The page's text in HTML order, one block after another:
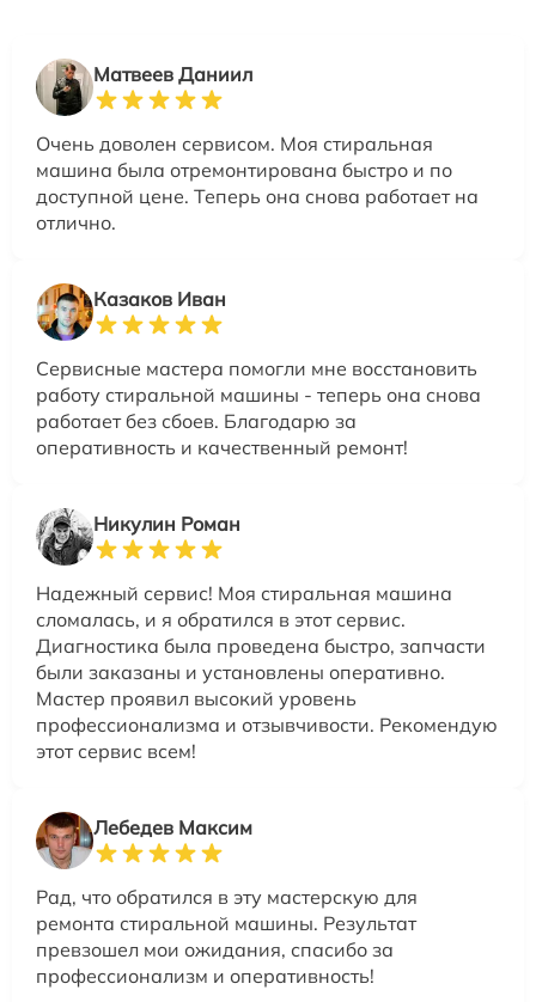
Матвеев Даниил
Очень доволен сервисом. Моя стиральная
машина была отремонтирована быстро и по
доступной цене. Теперь она снова работает на
отлично.
Казаков Иван
Сервисные мастера помогли мне восстановить
работу стиральной машины - теперь она снова
работает без сбоев. Благодарю за
оперативность и качественный ремонт!
Никулин Роман
Надежный сервис! Моя стиральная машина
сломалась, и я обратился в этот сервис.
Диагностика была проведена быстро, запчасти
были заказаны и установлены оперативно.
Мастер проявил высокий уровень
профессионализма и отзывчивости. Рекомендую
этот сервис всем!
Лебедев Максим
Рад, что обратился в эту мастерскую для
ремонта стиральной машины. Результат
превзошел мои ожидания, спасибо за
профессионализм и оперативность!